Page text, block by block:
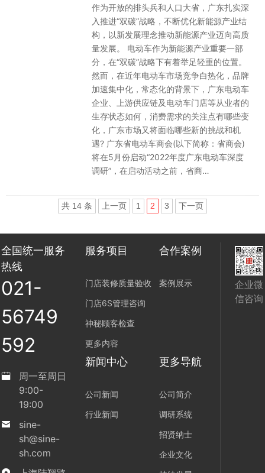
作为开放的排头兵和人口大省，广东扎实深
入推进“双碳”战略，不断优化新能源产业结
构，以新发展理念推动新能源产业迈向高质
量发展。 电动车作为新能源产业重要一部
分，在“双碳”战略下有着举足轻重的位置。
然而，在近年电动车市场竞争白热化，品牌
加速集中化，常态化的背景下，广东电动车
企业、上游供应链及电动车门店等从业者的
生存状态如何，消费需求的关注点有哪些变
化，广东市场又将面临哪些新的挑战和机
遇? 广东省电动车商会(以下简称：省商会)
将在5月份启动“2022年度广东电动车深度
调研”，在启动活动之前，省商…
共 14 条 上一页 1 2 3 下一页
全国统一服务
热线
021-
56749
592
周一至周日
9:00-
19:00
sine-
sh@sine-
sh.com
服务项目
门店装修质量验收
门店6S管理咨询
神秘顾客检查
更多内容
合作案例
案例展示
新闻中心
公司新闻
行业新闻
更多导航
公司简介
调研系统
招贤纳士
企业文化
企业微
信咨询